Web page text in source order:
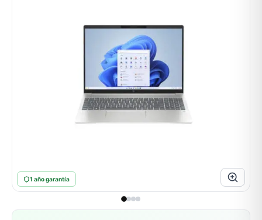
1 año garantía